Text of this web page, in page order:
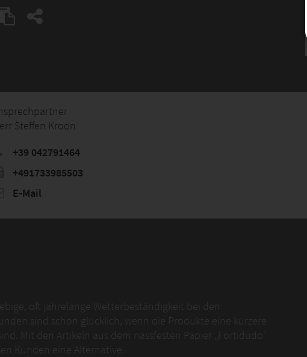
Steffen Kroon
+39 042791464
+491733985503
E-Mail
oft jahrelange Wetterbeständigkeit bei den
sind schon glücklich, wenn die Produkte eine kürzere
Mit den Artikeln aus dem nassfesten Papier „Fortidudo“
Kunden eine Alternative.